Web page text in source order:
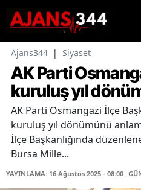
Ajans344 | Siyaset
AK Parti
kuruluş yıl
AK Parti Osmangazi İlçe
kuruluş yıl dönümünü
İlçe Başkanlığında
Bursa Mille...
YAYINLAMA: 16 Ağustos 2025 - 08:00